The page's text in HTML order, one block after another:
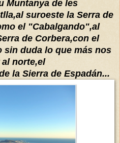
Muntanya de les
suroeste la Serra de
el "Cabalgando",al
de Corbera,con el
sin duda lo que más nos
norte,el
la Sierra de Espadán...